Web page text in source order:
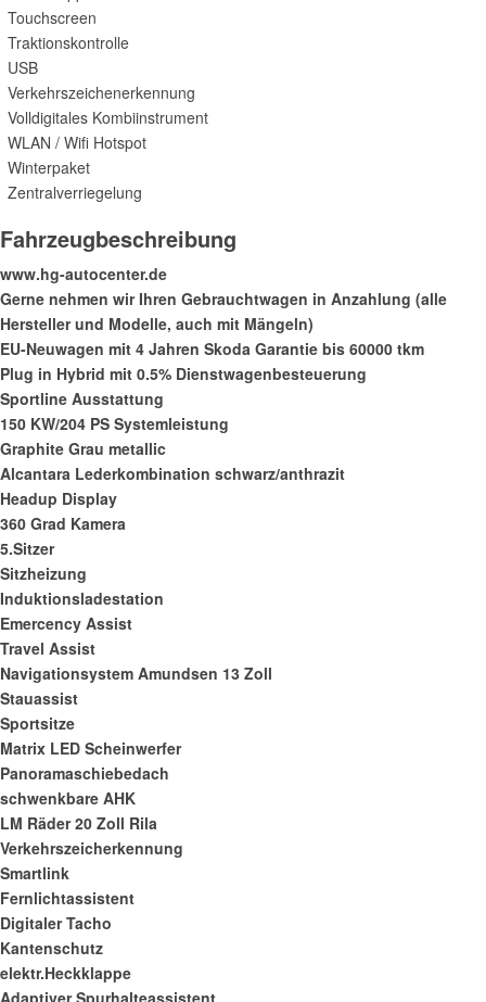
Touchscreen
Traktionskontrolle
USB
Verkehrszeichenerkennung
Volldigitales Kombiinstrument
WLAN / Wifi Hotspot
Winterpaket
Zentralverriegelung
Fahrzeugbeschreibung
www.hg-autocenter.de
Gerne nehmen wir Ihren Gebrauchtwagen in Anzahlung (alle
Hersteller und Modelle, auch mit Mängeln)
EU-Neuwagen mit 4 Jahren Skoda Garantie bis 60000 tkm
Plug in Hybrid mit 0.5% Dienstwagenbesteuerung
Sportline Ausstattung
150 KW/204 PS Systemleistung
Graphite Grau metallic
Alcantara Lederkombination schwarz/anthrazit
Headup Display
360 Grad Kamera
5.Sitzer
Sitzheizung
Induktionsladestation
Emercency Assist
Travel Assist
Navigationsystem Amundsen 13 Zoll
Stauassist
Sportsitze
Matrix LED Scheinwerfer
Panoramaschiebedach
schwenkbare AHK
LM Räder 20 Zoll Rila
Verkehrszeicherkennung
Smartlink
Fernlichtassistent
Digitaler Tacho
Kantenschutz
elektr.Heckklappe
Adaptiver Spurhalteassistent